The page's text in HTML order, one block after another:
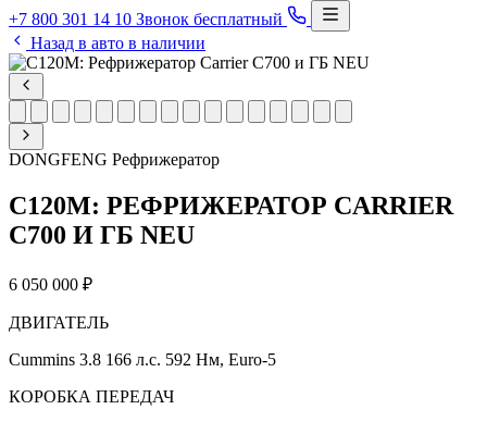
+7 800 301 14 10 Звонок бесплатный
Назад в авто в наличии
DONGFENG Рефрижератор
C120М: РЕФРИЖЕРАТОР CARRIER
C700 И ГБ NEU
6 050 000 ₽
ДВИГАТЕЛЬ
Cummins 3.8 166 л.с. 592 Нм, Euro-5
КОРОБКА ПЕРЕДАЧ